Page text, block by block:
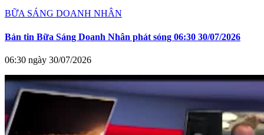
BỮA SÁNG DOANH NHÂN
Bản tin Bữa Sáng Doanh Nhân phát sóng 06:30 30/07/2026
06:30 ngày 30/07/2026